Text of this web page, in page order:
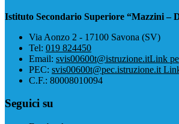
Istituto Secondario Superiore “Mazzini –
Via Aonzo 2 - 17100 Savona (SV)
Tel: 019 824450
Email: svis00600t@istruzione.itLink
PEC: svis00600t@pec.istruzione.it
C.F.: 80008010094
Seguici su